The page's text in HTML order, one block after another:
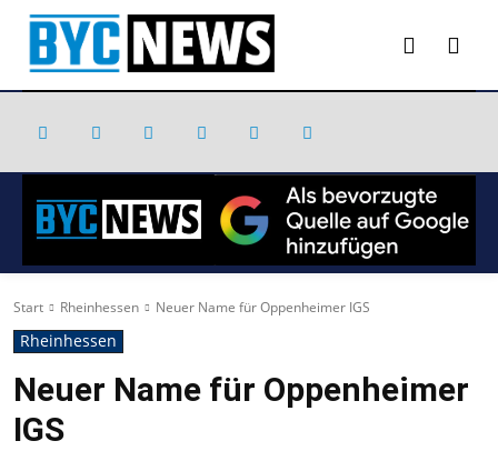
Start Rheinhessen Neuer Name für Oppenheimer IGS
Rheinhessen
Neuer Name für Oppenheimer
IGS